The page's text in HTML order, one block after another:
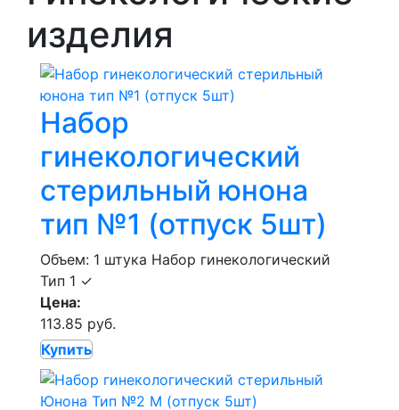
изделия
Набор
гинекологический
стерильный юнона
тип №1 (отпуск 5шт)
Объем: 1 штука Набор гинекологический
Тип 1 ✓
Цена:
113.85 руб.
Купить